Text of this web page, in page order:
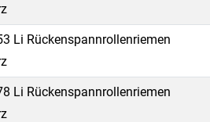
Li Rückenspannrollenriemen
Li Rückenspannrollenriemen